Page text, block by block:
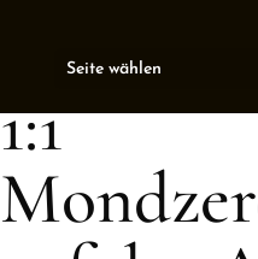
Seite wählen
This event has passed.
1:1